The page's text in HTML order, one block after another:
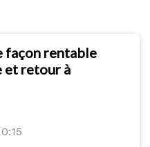
façon rentable
et retour à